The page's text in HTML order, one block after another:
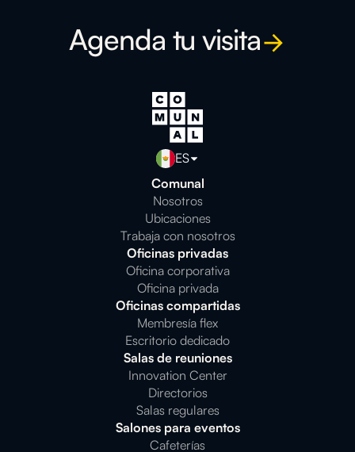
Agenda tu visita
ES
Comunal
Nosotros
Ubicaciones
Trabaja con nosotros
Oficinas privadas
Oficina corporativa
Oficina privada
Oficinas compartidas
Membresía flex
Escritorio dedicado
Salas de reuniones
Innovation Center
Directorios
Salas regulares
Salones para eventos
Cafeterías